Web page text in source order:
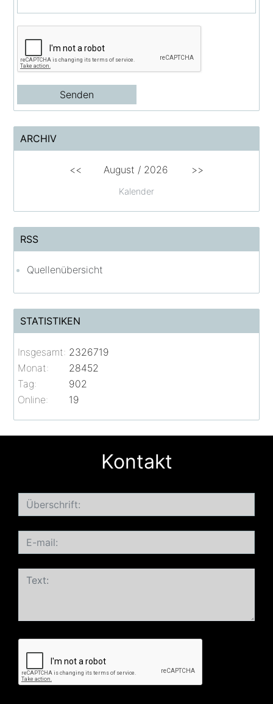
ARCHIV
Kalender
<< August / 2026 >>
RSS
Quellenübersicht
STATISTIKEN
Online: 19
Insgesamt: 2326719
Monat:
28452
Tag:
902
Kontakt